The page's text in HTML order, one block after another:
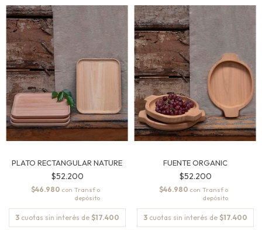
PLATO RECTANGULAR NATURE
$52.200
$46.980 con
3 cuotas sin interés de $17.400
FUENTE ORGANIC
$52.200
$46.980 con
3 cuotas sin interés de $17.400